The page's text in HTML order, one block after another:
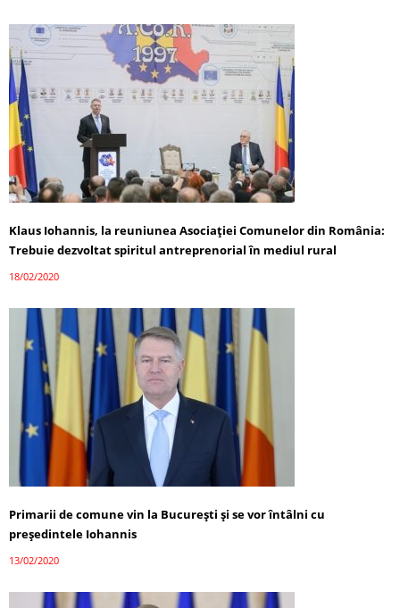
Klaus Iohannis, la reuniunea Asociației Comunelor din România:
Trebuie dezvoltat spiritul antreprenorial în mediul rural
18/02/2020
Primarii de comune vin la București și se vor întâlni cu
președintele Iohannis
13/02/2020